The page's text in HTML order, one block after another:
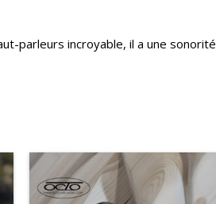
parleurs incroyable, il a une sonorité